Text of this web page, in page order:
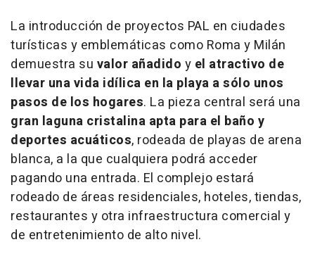
La introducción de proyectos PAL en ciudades
turísticas y emblemáticas como Roma y Milán
demuestra su valor añadido y el atractivo de
llevar una vida idílica en la playa a sólo unos
pasos de los hogares. La pieza central será una
gran laguna cristalina apta para el baño y
deportes acuáticos, rodeada de playas de arena
blanca, a la que cualquiera podrá acceder
pagando una entrada. El complejo estará
rodeado de áreas residenciales, hoteles, tiendas,
restaurantes y otra infraestructura comercial y
de entretenimiento de alto nivel.